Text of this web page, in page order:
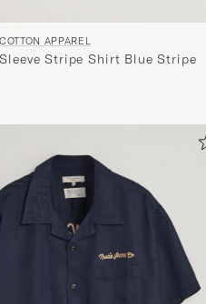
APPAREL
Stripe Shirt Blue Stripe
Preis